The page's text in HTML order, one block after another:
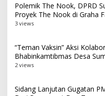
Polemik The Nook, DPRD
Proyek The Nook di Graha
3 views
“Teman Vaksin” Aksi
Bhabinkamtibmas Desa
2 views
Sidang Lanjutan Gugatan